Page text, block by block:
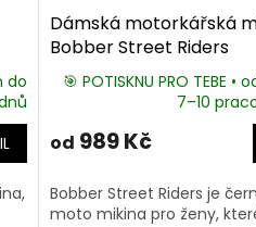
do
Dámská motorkářská
Bobber Street Riders
🎯 POTISKNU PRO TEBE •
7–10
od 989 Kč
Bobber Street Riders je
moto mikina pro ženy,